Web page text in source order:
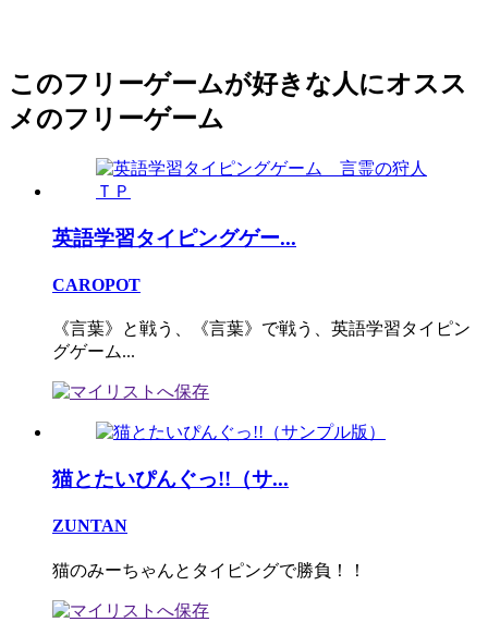
このフリーゲームが好きな人にオスス
メのフリーゲーム
英語学習タイピングゲー...
CAROPOT
《言葉》と戦う、《言葉》で戦う、英語学習タイピン
グゲーム...
猫とたいぴんぐっ!!（サ...
ZUNTAN
猫のみーちゃんとタイピングで勝負！！